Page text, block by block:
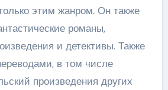
этим жанром. Он также
романы,
и детективы. Также
в том числе
произведения других